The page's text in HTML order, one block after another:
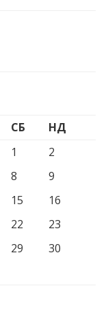
СБ
НД
1
2
8
9
15
16
22
23
29
30